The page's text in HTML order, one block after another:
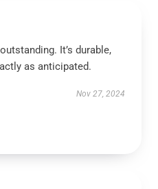
It’s durable,
as anticipated.
Nov 27, 2024